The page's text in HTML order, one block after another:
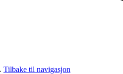
Tilbake til navigasjon